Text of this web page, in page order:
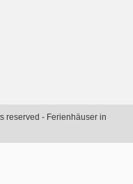
reserved - Ferienhäuser in